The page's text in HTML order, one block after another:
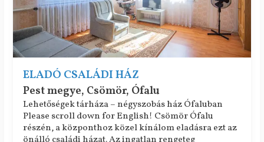
ELADÓ CSALÁDI HÁZ
Pest megye, Csömör, Ófalu
Lehetőségek tárháza – négyszobás ház Ófaluban
Please scroll down for English! Csömör Ófalu
részén, a központhoz közel kínálom eladásra ezt az